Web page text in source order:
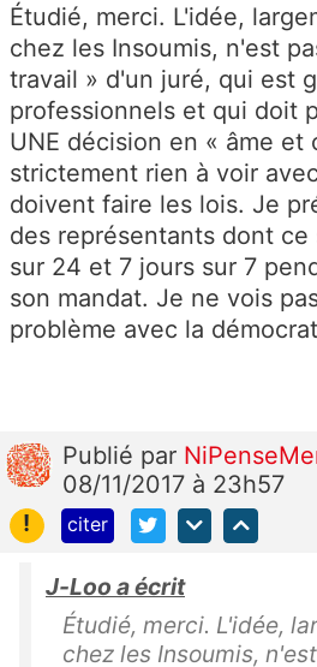
Étudié, merci. L'idée,
chez les Insoumis, n'est
travail » d'un juré, qui est
professionnels et qui doit
UNE décision en « âme et
strictement rien à voir
doivent faire les lois. Je
des représentants dont
sur 24 et 7 jours sur 7
son mandat. Je ne vois
problème avec la
Publié par
08/11/2017 à 23h57
!
citer
J-Loo a écrit
Étudié, merci. L'idée,
chez les Insoumis,